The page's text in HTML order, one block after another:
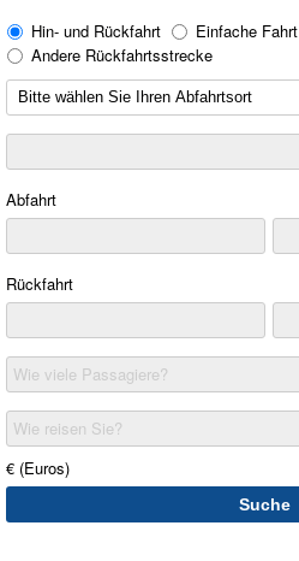
Hin- und Rückfahrt
Einfache Fahrt
Andere Rückfahrtsstrecke
Abfahrt
Rückfahrt
Wie viele Passagiere?
Wie reisen Sie?
€ (Euros)
Suche